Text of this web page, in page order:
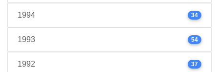
1994 34
1993 54
1992 37